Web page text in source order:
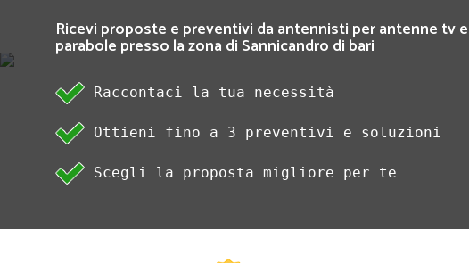
Ricevi proposte e preventivi da antennisti per antenne tv
parabole presso la zona di Sannicandro di bari
Raccontaci la tua necessità
Ottieni fino a 3 preventivi e soluzioni
Scegli la proposta migliore per te